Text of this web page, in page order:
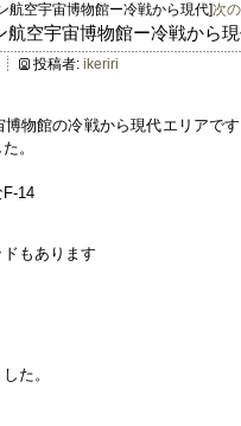
航空宇宙博物館ー冷戦から現代]次
航空宇宙博物館ー冷戦から
投稿者: ikeriri
博物館の冷戦から現代エリアで
。
14
もあります
た。